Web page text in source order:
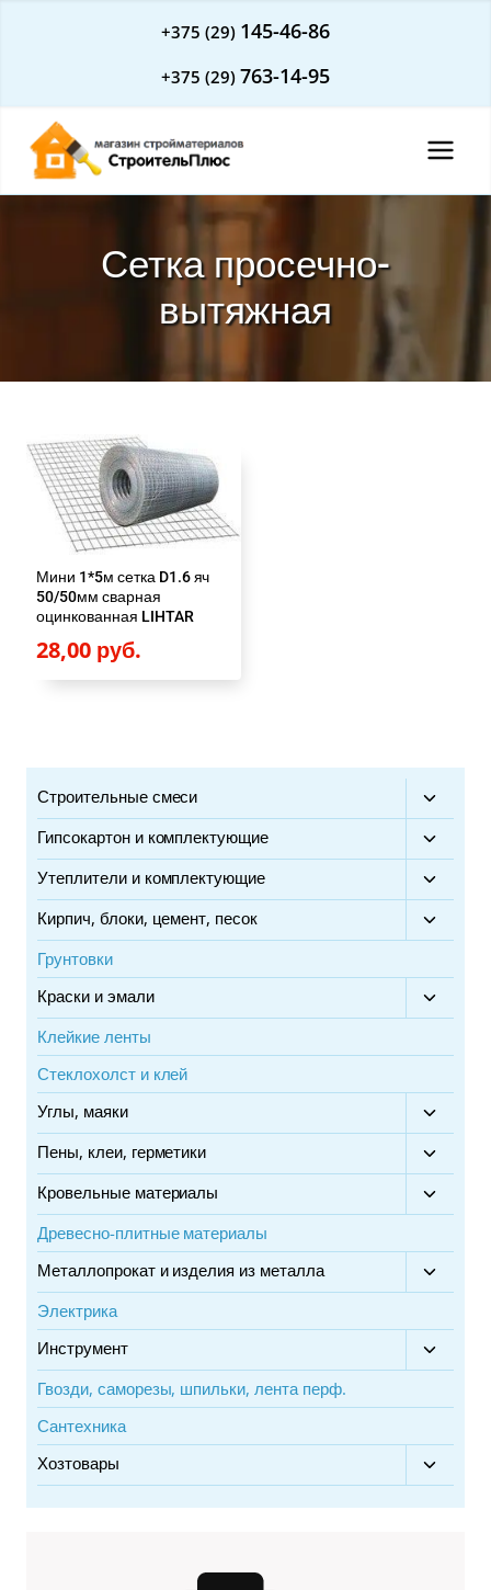
+375 (29) 145-46-86
+375 (29) 763-14-95
Сетка просечно-
вытяжная
Мини 1*5м сетка D1.6 яч
50/50мм сварная
оцинкованная LIHTAR
28,00 руб.
Строительные смеси
меню
Гипсокартон и комплектующие
меню
Утеплители и комплектующие
меню
Кирпич, блоки, цемент, песок
меню
Грунтовки
Краски и эмали
меню
Клейкие ленты
Стеклохолст и клей
Углы, маяки
меню
Пены, клеи, герметики
меню
Кровельные материалы
меню
Древесно-плитные материалы
Металлопрокат и изделия из металла
меню
Электрика
Инструмент
меню
Гвозди, саморезы, шпильки, лента перф.
Сантехника
Хозтовары